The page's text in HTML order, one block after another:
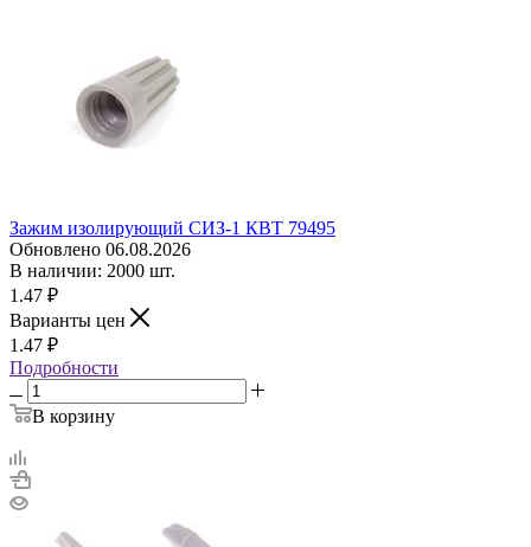
Зажим изолирующий СИЗ-1 КВТ 79495
Обновлено 06.08.2026
В наличии: 2000 шт.
1.47 ₽
Варианты цен
1.47 ₽
Подробности
В корзину